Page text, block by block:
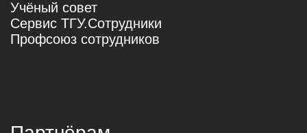
Приёмная комиссия
+7 913 860 64 64
abiturient@fj-tsu.ru